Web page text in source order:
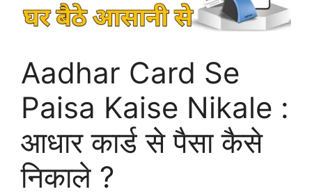
Aadhar Card Se
Paisa Kaise Nikale :
आधार कार्ड से पैसा कैसे
निकाले ?